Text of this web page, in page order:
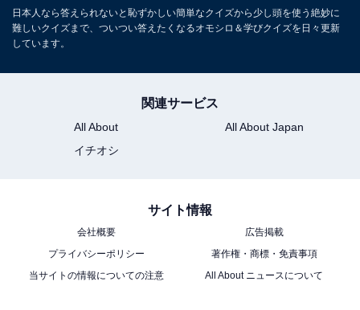
日本人なら答えられないと恥ずかしい簡単なクイズから少し頭を使う絶妙に
難しいクイズまで、ついつい答えたくなるオモシロ＆学びクイズを日々更新
しています。
関連サービス
All About
All About Japan
イチオシ
サイト情報
会社概要
広告掲載
プライバシーポリシー
著作権・商標・免責事項
当サイトの情報についての注意
All About ニュースについて